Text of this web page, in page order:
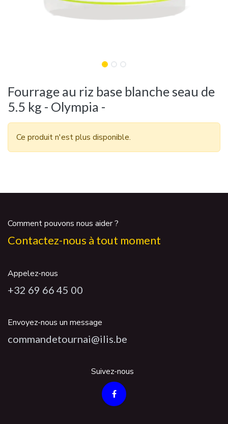
Fourrage au riz base blanche seau de
5.5 kg - Olympia -
Ce produit n'est plus disponible.
Comment pouvons nous aider ?
Contactez-nous à tout moment
Appelez-nous
+32 69 66 45 00
Envoyez-nous un message
commandetournai@ilis.be
Suivez-nous